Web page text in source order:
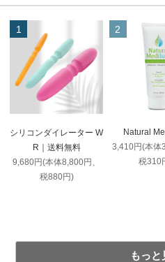
1
シリコンダイレーター W
R｜送料無料
9,680円(本体8,800円、
税880円)
2
Natural
3,410円(本体
税310
もっと